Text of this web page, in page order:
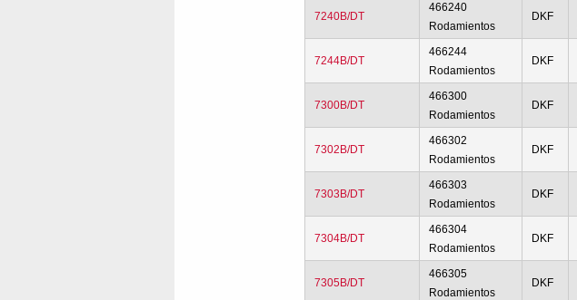
7240B/DT
466240
Rodamientos
DKF
7244B/DT
466244
Rodamientos
DKF
7300B/DT
466300
Rodamientos
DKF
7302B/DT
466302
Rodamientos
DKF
7303B/DT
466303
Rodamientos
DKF
7304B/DT
466304
Rodamientos
DKF
7305B/DT
466305
Rodamientos
DKF